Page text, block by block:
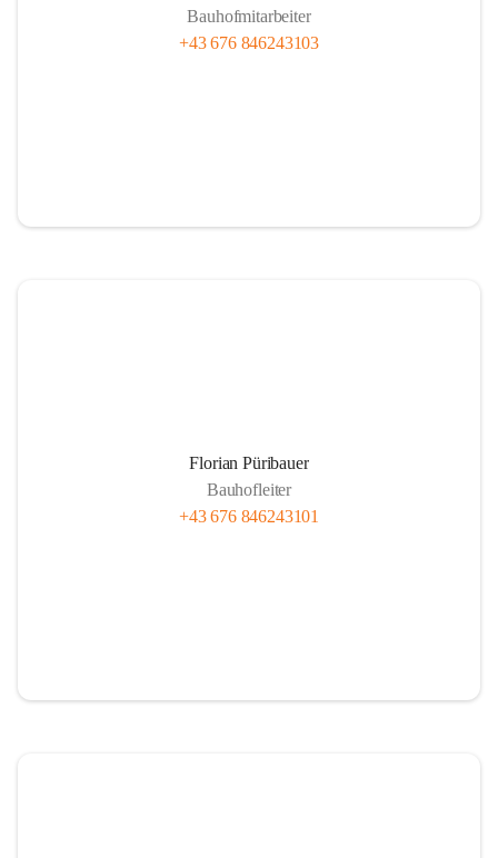
Bauhofmitarbeiter
+43 676 846243103
Florian Püribauer
Bauhofleiter
+43 676 846243101